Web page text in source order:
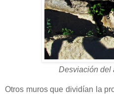
Desviación del
Otros muros que dividían la